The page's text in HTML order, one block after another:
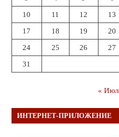
10 11 12 13
17 18 19 20
24 25 26 27
31
« Июл
ИНТЕРНЕТ-ПРИЛОЖЕНИЕ